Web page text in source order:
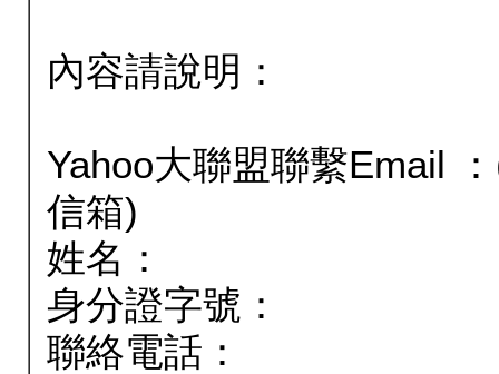
內容請說明：
Yahoo大聯盟聯繫Email
信箱)
姓名：
身分證字號：
聯絡電話：